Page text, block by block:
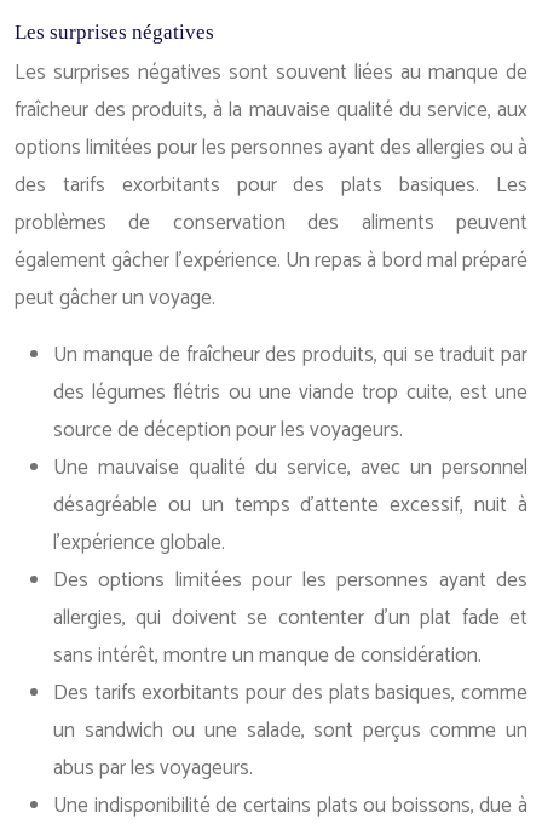
Les surprises négatives
Les surprises négatives sont souvent liées au manque de
fraîcheur des produits, à la mauvaise qualité du service, aux
options limitées pour les personnes ayant des allergies ou à
des tarifs exorbitants pour des plats basiques. Les
problèmes de conservation des aliments peuvent
également gâcher l’expérience. Un repas à bord mal préparé
peut gâcher un voyage.
Un manque de fraîcheur des produits, qui se traduit par
des légumes flétris ou une viande trop cuite, est une
source de déception pour les voyageurs.
Une mauvaise qualité du service, avec un personnel
désagréable ou un temps d’attente excessif, nuit à
l’expérience globale.
Des options limitées pour les personnes ayant des
allergies, qui doivent se contenter d’un plat fade et
sans intérêt, montre un manque de considération.
Des tarifs exorbitants pour des plats basiques, comme
un sandwich ou une salade, sont perçus comme un
abus par les voyageurs.
Une indisponibilité de certains plats ou boissons, due à